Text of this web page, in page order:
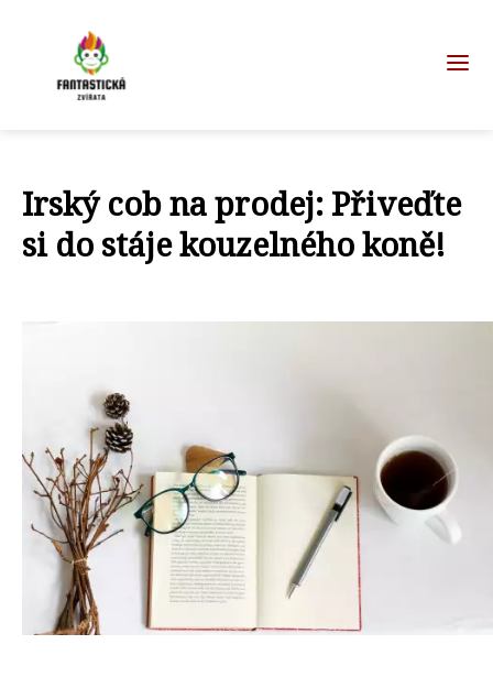
Irský cob na prodej: Přiveďte
si do stáje kouzelného koně!